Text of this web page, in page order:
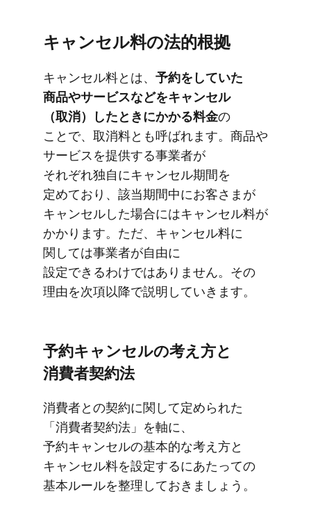
キャンセル料の​法的根拠
キャンセル料とは、​​ 予約を​​していた​​
商品や​​サービスなどを​​キャンセル​
（取消）​​した​​ときに​​かかる​​料金の​​
ことで、​​取消料とも​​呼ばれます。​​商品や​​
サービスを​​提供する​​事業者が​​
それぞれ独自に​​キャンセル期間を​​
定めており、​​該当​期間中に​​お客さまが​​
キャンセルした​​場合には​​キャンセル料が​​
かかります。​​ただ、​​キャンセル料に​​
関しては​​事業者が​​自由に​​
設定できるわけでは​​ありません。​​その​
理由を​​次項以降で​説明していきます。
予約キャンセルの​​考え方と​​
消費者契約法
消費者との​​契約に​​関して​​定められた​​
「消費者契約法」を​​軸に、​​
予約キャンセルの​​基本的な​​考え方と​​
キャンセル料を​​設定するに​​あたっての​​
基本ルールを​​整理して​​おきましょう。